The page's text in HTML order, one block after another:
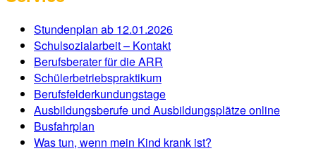
Stundenplan ab 12.01.2026
Schulsozialarbeit – Kontakt
Berufsberater für die ARR
Schülerbetriebspraktikum
Berufsfelderkundungstage
Ausbildungsberufe und Ausbildungsplätze online
Busfahrplan
Was tun, wenn mein Kind krank ist?